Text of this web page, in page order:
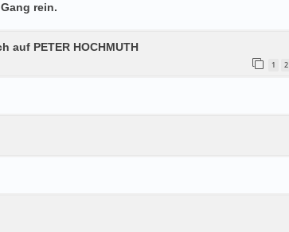
rein.
auf PETER HOCHMUTH
1 2